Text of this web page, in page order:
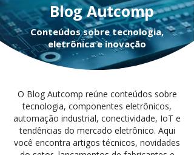
Blog Autcomp
Conteúdos sobre tecnologia,
eletrônica e inovação
O Blog Autcomp reúne conteúdos sobre
tecnologia, componentes eletrônicos,
automação industrial, conectividade, IoT e
tendências do mercado eletrônico. Aqui
você encontra artigos técnicos, novidades